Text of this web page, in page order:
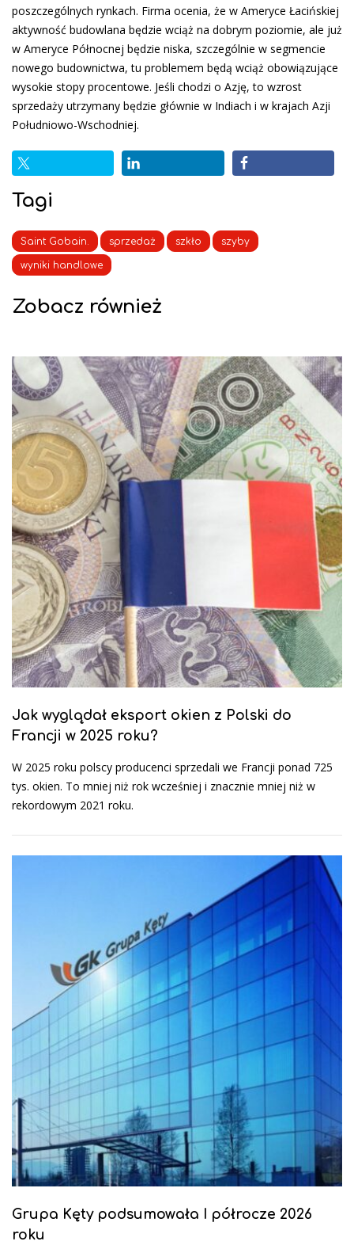
poszczególnych rynkach. Firma ocenia, że w Ameryce Łacińskiej
aktywność budowlana będzie wciąż na dobrym poziomie, ale już
w Ameryce Północnej będzie niska, szczególnie w segmencie
nowego budownictwa, tu problemem będą wciąż obowiązujące
wysokie stopy procentowe. Jeśli chodzi o Azję, to wzrost
sprzedaży utrzymany będzie głównie w Indiach i w krajach Azji
Południowo-Wschodniej.
Tagi
Saint Gobain. sprzedaż szkło szyby
wyniki handlowe
Zobacz również
Jak wyglądał eksport okien z Polski do
Francji w 2025 roku?
W 2025 roku polscy producenci sprzedali we Francji ponad 725
tys. okien. To mniej niż rok wcześniej i znacznie mniej niż w
rekordowym 2021 roku.
Grupa Kęty podsumowała I półrocze 2026
roku